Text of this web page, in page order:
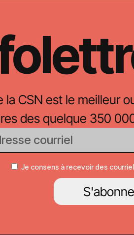
la CSN est le meilleur
des quelque 350
Je consens à recevoir des